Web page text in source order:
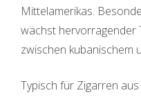
Mittelamerikas.
wächst hervorragender
zwischen kubanischem
Typisch für Zigarren